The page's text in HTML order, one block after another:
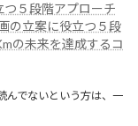
５段階アプローチ
の立案に役立つ５段
の未来を達成するコ
んでないという方は、一